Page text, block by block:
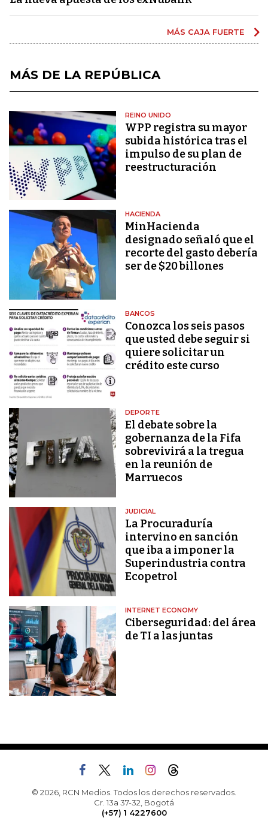
MÁS CAJA FUERTE
MÁS DE LA REPÚBLICA
REINO UNIDO
WPP registra su mayor
subida histórica tras el
impulso de su plan de
reestructuración
HACIENDA
MinHacienda
designado señaló que el
recorte del gasto debería
ser de $20 billones
BANCOS
Conozca los seis pasos
que usted debe seguir si
quiere solicitar un
crédito este curso
DEPORTE
El debate sobre la
gobernanza de la Fifa
sobrevivirá a la tregua
en la reunión de
Marruecos
JUDICIAL
La Procuraduría
intervino en sanción
que iba a imponer la
Superindustria contra
Ecopetrol
INTERNET ECONOMY
Ciberseguridad: del área
de TI a las juntas
© 2026, RCN Medios. Todos los derechos reservados.
Cr. 13a 37-32, Bogotá
(+57) 1 4227600